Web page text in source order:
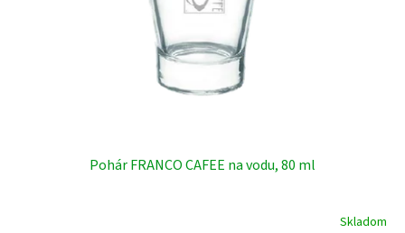
Pohár FRANCO CAFEE na vodu, 80 ml
Skladom